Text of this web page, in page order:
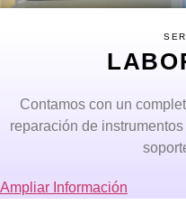
Contamos con un
reparación de
Ampliar Información